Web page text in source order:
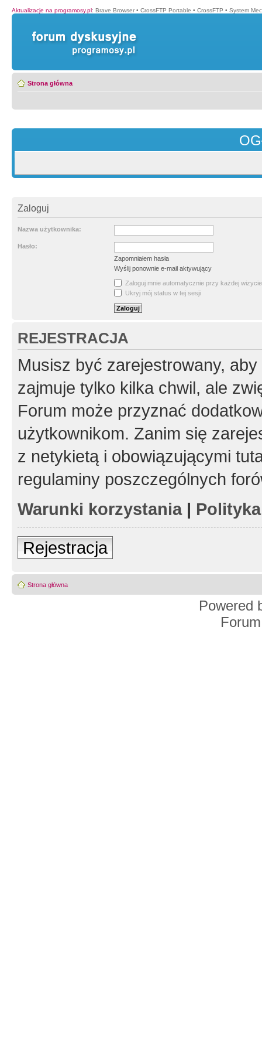
Aktualizacje na programosy.pl: Brave Browser • CrossFTP Portable • CrossFTP • System
Strona główna
Zaloguj
Nazwa użytkownika:
Hasło:
Zapomniałem hasła
Wyślij ponownie e-mail aktywujący
Zaloguj mnie automatycznie przy każdej wizycie
Ukryj mój status w tej sesji
REJESTRACJA
Musisz być zarejestrowany,
zajmuje tylko kilka chwil, ale
Forum może przyznać
użytkownikom. Zanim się
z netykietą i obowiązującymi
regulaminy poszczególnych
Warunki korzystania|
Rejestracja
Strona główna
Powered